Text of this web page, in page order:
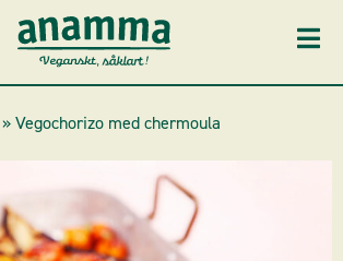
»Vegochorizo med chermoula